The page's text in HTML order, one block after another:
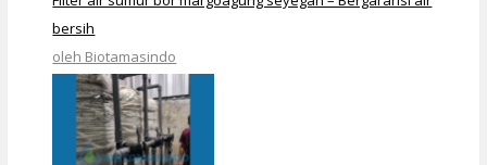
bersih
oleh Biotamasindo